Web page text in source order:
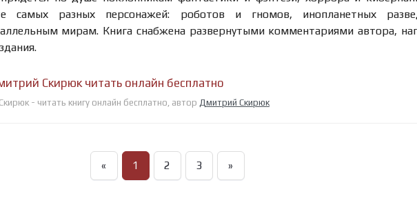
самых разных персонажей: роботов и гномов, инопланетных
мирам. Книга снабжена развернутыми комментариями автора,
Скирюк читать онлайн бесплатно
- читать книгу онлайн бесплатно, автор Дмитрий Скирюк
« 1 2 3 »